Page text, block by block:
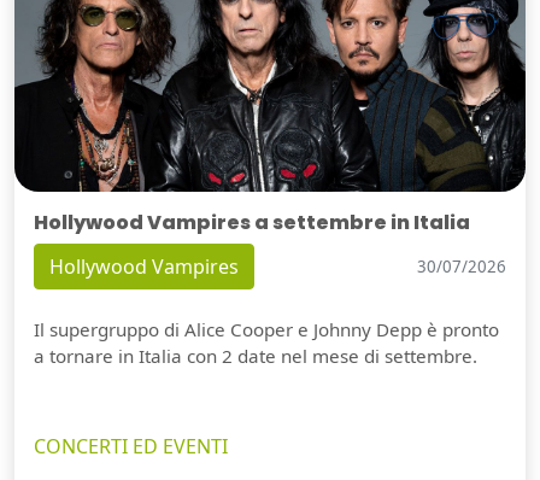
Hollywood Vampires a settembre in Italia
Hollywood Vampires 30/07/2026
Il supergruppo di Alice Cooper e Johnny Depp è pronto
a tornare in Italia con 2 date nel mese di settembre.
CONCERTI ED EVENTI